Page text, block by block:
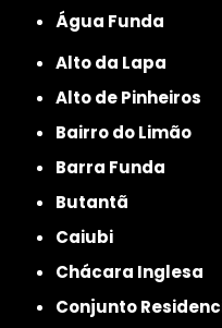
Água Funda
Alto da Lapa
Alto de Pinheiros
Bairro do Limão
Barra Funda
Butantã
Caiubi
Chácara Inglesa
Conjunto